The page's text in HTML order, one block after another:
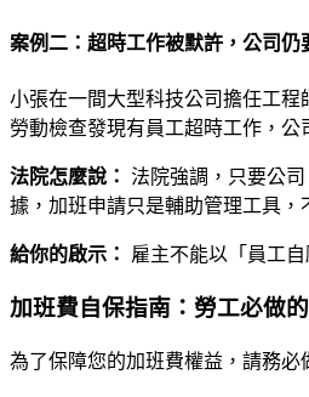
案例二：超時工作被默許，公司仍
小張在一間大型科技公司擔任工
勞動檢查發現有員工超時工作，公
法院怎麼說： 法院強調，只要公
據，加班申請只是輔助管理工具，
給你的啟示： 雇主不能以「員工
加班費自保指南：勞工必做
為了保障您的加班費權益，請務必